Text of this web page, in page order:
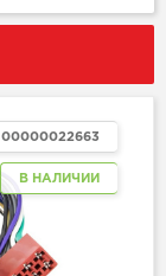
В НАЛИЧИИ
00000022663